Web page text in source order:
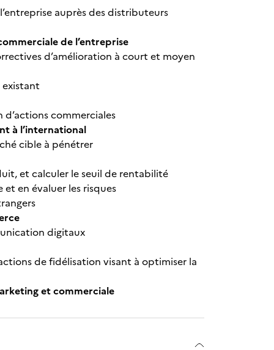
auprès des distributeurs
de l’entreprise
d’amélioration à court et moyen
commerciales
à l’international
cible à pénétrer
et calculer le seuil de rentabilité
en évaluer les risques
digitaux
de fidélisation visant à optimiser la
et commerciale